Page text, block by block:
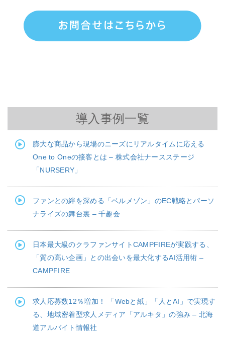
導入事例一覧
膨大な商品から現場のニーズにリアルタイムに応える
One to Oneの接客とは – 株式会社ナースステージ
「NURSERY」
ファンとの絆を深める「ベルメゾン」のEC戦略とパーソ
ナライズの舞台裏 – 千趣会
日本最大級のクラファンサイトCAMPFIREが実践する、
「質の高い企画」との出会いを最大化するAI活用術 –
CAMPFIRE
求人応募数12％増加！ 「Webと紙」「人とAI」で実現す
る、地域密着型求人メディア「アルキタ」の強み – 北海
道アルバイト情報社